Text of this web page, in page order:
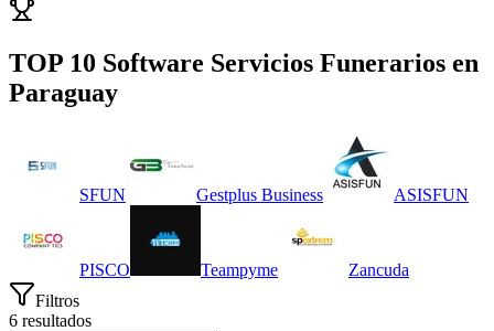
TOP 10 Software Servicios Funerarios en
Paraguay
SFUN Gestplus Business ASISFUN
PISCO Teampyme
Zancuda
Filtros
6 resultados